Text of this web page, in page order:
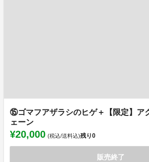
⑮ゴマフアザラシのヒゲ＋【限定】ア
ェーン
¥20,000 (税込/送料込)残り0
販売終了